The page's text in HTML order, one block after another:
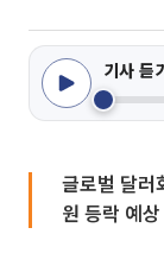
기사 듣
글로벌 달
원 등락 예상